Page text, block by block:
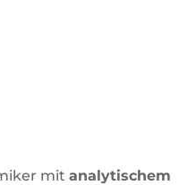
mitanalytischem